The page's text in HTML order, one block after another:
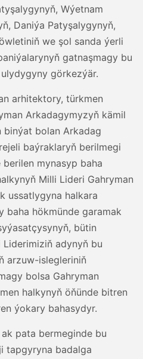
Wýetnam
Daniýa Patyşalygynyň,
we şol sanda ýerli
gatnaşmagy bu
görkezýär.
arhitektory, türkmen
Arkadagymyzyň kämil
binýat bolan Arkadag
baýraklaryň berilmegi
mynasyp baha
Milli Lideri Gahryman
ussatlygyna halkara
baha hökmünde garamak
bütin
adynyň bu
arzuw-islegleriniň
bolsa Gahryman
halkynyň öňünde bitren
ýokary bahasydyr.
pata bermeginde bu
tapgyryna badalga